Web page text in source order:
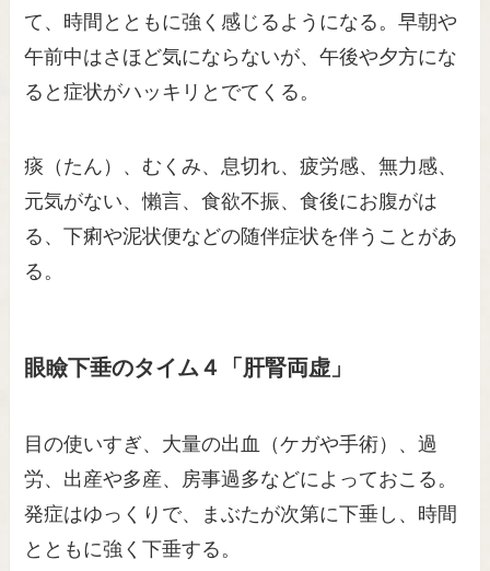
て、時間とともに強く感じるようになる。早朝や
午前中はさほど気にならないが、午後や夕方にな
ると症状がハッキリとでてくる。
痰（たん）、むくみ、息切れ、疲労感、無力感、
元気がない、懶言、食欲不振、食後にお腹がは
る、下痢や泥状便などの随伴症状を伴うことがあ
る。
眼瞼下垂のタイム４「肝腎両虚」
目の使いすぎ、大量の出血（ケガや手術）、過
労、出産や多産、房事過多などによっておこる。
発症はゆっくりで、まぶたが次第に下垂し、時間
とともに強く下垂する。